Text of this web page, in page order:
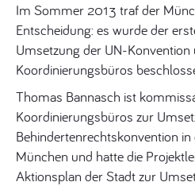
Im Sommer 2013 traf der
Entscheidung: es wurde der
Umsetzung der UN-Konvention
Koordinierungsbüros
Thomas Bannasch ist
Koordinierungsbüros zur
Behindertenrechtskonvention
München und hatte die
Aktionsplan der Stadt zur